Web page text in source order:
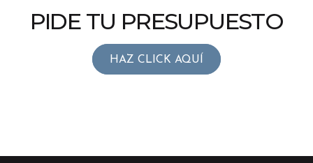
PIDE TU PRESUPUESTO
HAZ CLICK AQUÍ